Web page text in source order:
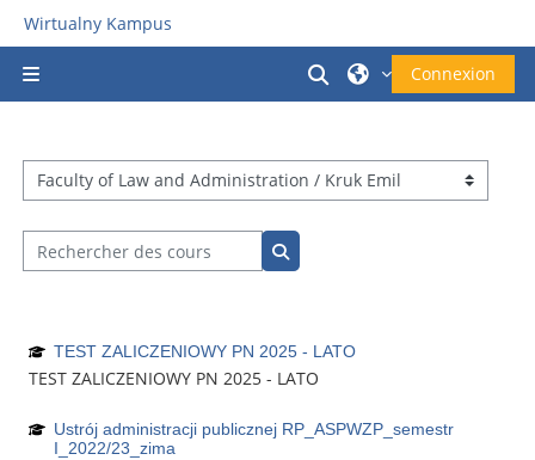
Passer au contenu principal
Wirtualny Kampus
Activer/désactiver
Connexion
Catégories de cours
Rechercher des cours
Rechercher des cours
TEST ZALICZENIOWY PN 2025 - LATO
TEST ZALICZENIOWY PN 2025 - LATO
Ustrój administracji publicznej RP_ASPWZP_semestr
I_2022/23_zima